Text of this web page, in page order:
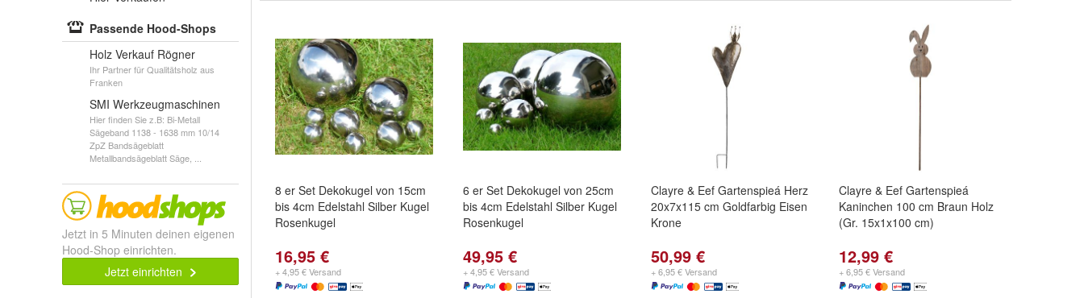
Passende Hood-Shops
Holz Verkauf Rögner
Ihr Partner für Qualitätsholz aus
Franken
SMI Werkzeugmaschinen
Hier finden Sie z.B: Bi-Metall
Sägeband 1138 - 1638 mm 10/14
ZpZ Bandsägeblatt
Metallbandsägeblatt Säge, ...
Jetzt in 5 Minuten deinen eigenen
Hood-Shop einrichten.
Jetzt einrichten
8 er Set Dekokugel von 15cm
bis 4cm Edelstahl Silber Kugel
Rosenkugel
16,95 €
+ 4,95 € Versand
6 er Set Dekokugel von 25cm
bis 4cm Edelstahl Silber Kugel
Rosenkugel
49,95 €
+ 4,95 € Versand
Clayre & Eef Gartenspieá Herz
20x7x115 cm Goldfarbig Eisen
Krone
50,99 €
+ 6,95 € Versand
Clayre & Eef Gartenspieá
Kaninchen 100 cm Braun Holz
(Gr. 15x1x100 cm)
12,99 €
+ 6,95 € Versand